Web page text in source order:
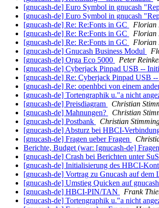
[gnucash-de] Euro Symbol in gnucash
[gnucash-de] Euro Symbol in gnucash
[gnucash-de] Re: Re:Fonts in GC
Florian
[gnucash-de] Re: Re:Fonts in GC
Florian
[gnucash-de] Re: Re:Fonts in GC
Florian
[gnucash-de] Gnucash Business Modul
[gnucash-de] Orga Eco 5000
Peter
[gnucash-de] Cyberjack Pinpad USB --
[gnucash-de] Re: Cyberjack Pinpad USB
[gnucash-de] Re: openhbci von einem
[gnucash-de] Tortengraphik u."a nicht
[gnucash-de] Preisdiagram
Christian
[gnucash-de] Mahnungen?
Christian
[gnucash-de] Postbank
Christian
[gnucash-de] Absturz bei HBCI-
[gnucash-de] Fragen ueber Fragen
Berichte, Budget (war: [gnucash-de]
[gnucash-de] Crash bei Berichten unter
[gnucash-de] Initialisierung des HBCI-
[gnucash-de] Vortrag zu Gnucash auf dem
[gnucash-de] Umstieg Quicken auf
[gnucash-de] HBCI-PIN/TAN
Frank
[gnucash-de] Tortengraphik u."a nicht